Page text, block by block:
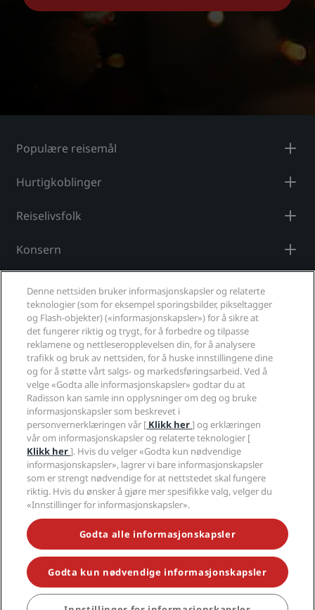
Populære reisemål
Hurtigkoblinger
Reiselivsfolk
Konsern
Juridisk
Hjelp
Sosiale medier
Radisson Hotels-merker
tiktokinstagram
youtubefacebook
whatsapp
pinterest
threads
twitterlinkedin
GÅ ALDRI GLIPP AV DE MEST POPULÆRE
TILBUDENE VÅRE
© 2026 Radisson Hotel Group.Med enerett. RHG Radisson Hotel
Group, Radisson, Radisson RED, Radisson Blu, Radisson Collection,
Radisson Individuals, Park Plaza, Park Inn, Country Inn & Suites, Prize by
Radisson, Radisson Rewards og Radisson Meetings er varemerker som
tilhører Radisson Hotel Group.
Denne nettsiden bruker informasjonskapsler og relaterte
teknologier (som for eksempel sporingsbilder, pikseltagger
og Flash-objekter) («informasjonskapsler») for å sikre at
det fungerer riktig og trygt, for å forbedre og tilpasse
reklamene og nettleseropplevelsen din, for å analysere
trafikk og bruk av nettsiden, for å huske innstillingene dine
og for å støtte vårt salgs- og markedsføringsarbeid. Ved å
velge «Godta alle informasjonskapsler» godtar du at
Radisson kan samle inn opplysninger om deg og bruke
informasjonskapsler som beskrevet i
personvernerklæringen vår [ Klikk her] og erklæringen
vår om informasjonskapsler og relaterte teknologier [
Klikk her]. Hvis du velger «Godta kun nødvendige
informasjonskapsler», lagrer vi bare informasjonskapsler
som er strengt nødvendige for at nettstedet skal fungere
riktig. Hvis du ønsker å gjøre mer spesifikke valg, velger du
«Innstillinger for informasjonskapsler».
Godta alle informasjonskapsler
Godta kun nødvendige informasjonskapsler